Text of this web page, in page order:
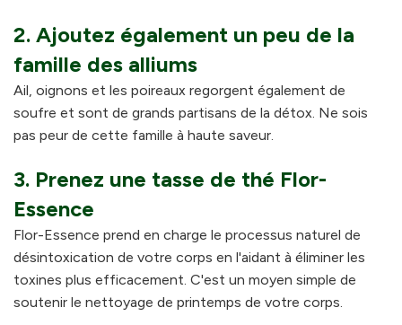
2. Ajoutez également un peu de la
famille des alliums
Ail, oignons et les poireaux regorgent également de
soufre et sont de grands partisans de la détox. Ne sois
pas peur de cette famille à haute saveur.
3. Prenez une tasse de thé Flor-
Essence
Flor-Essence prend en charge le processus naturel de
désintoxication de votre corps en l'aidant à éliminer les
toxines plus efficacement. C'est un moyen simple de
soutenir le nettoyage de printemps de votre corps.